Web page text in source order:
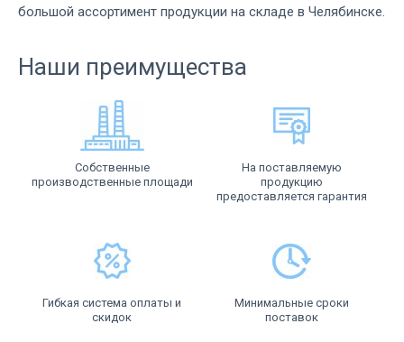
большой ассортимент продукции на складе в Челябинске.
Наши преимущества
Собственные
производственные площади
На поставляемую
продукцию
предоставляется гарантия
Гибкая система оплаты и
скидок
Минимальные сроки
поставок